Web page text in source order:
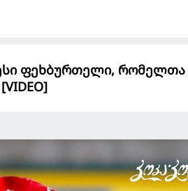
ფეხბურთელი, რომელთა